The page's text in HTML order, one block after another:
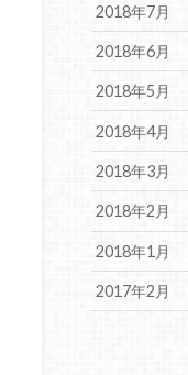
2018年7月
2018年6月
2018年5月
2018年4月
2018年3月
2018年2月
2018年1月
2017年2月